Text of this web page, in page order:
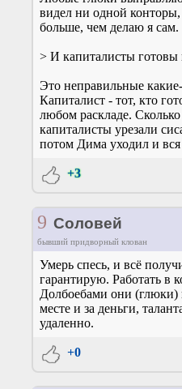
видел ни одной конторы,
больше, чем делаю я сам.
> И капиталисты готовы
Это неправильные
Капиталист - тот, кто
любом раскладе. Сколько
капиталисты урезали
потом Дима уходил и
+3
9 Соловей
бывший придворный клован
Умерь спесь, и всё
гарантирую. Работать в
Долбоебами они (глюки)
месте и за деньги,
удаленно.
+0